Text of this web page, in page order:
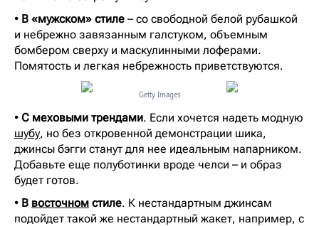
• В «мужском» стиле – со свободной белой рубашкой
и небрежно завязанным галстуком, объемным
бомбером сверху и маскулинными лоферами.
Помятость и легкая небрежность приветствуются.
Getty Images
• С меховыми трендами. Если хочется надеть модную
шубу, но без откровенной демонстрации шика,
джинсы бэгги станут для нее идеальным напарником.
Добавьте еще полуботинки вроде челси – и образ
будет готов.
• В восточном стиле. К нестандартным джинсам
подойдет такой же нестандартный жакет, например, с